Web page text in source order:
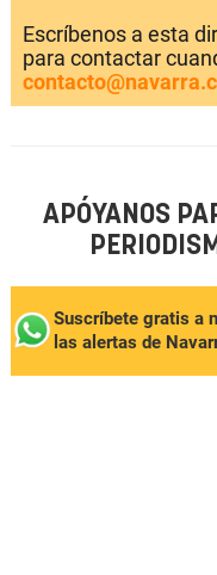
Escríbenos a esta
para contactar
APÓYANOS
Suscríbete gratis a
las alertas de